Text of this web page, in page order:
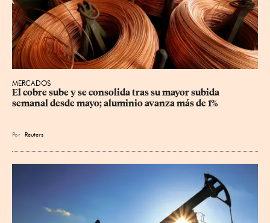
MERCADOS
El cobre sube y se consolida tras su mayor subida
semanal desde mayo; aluminio avanza más de 1%
Por Reuters